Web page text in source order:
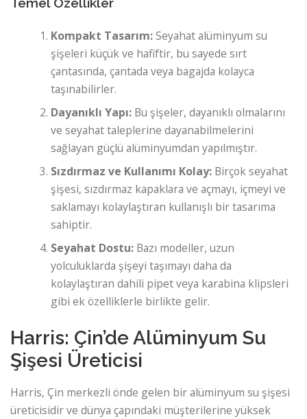
Temel Özellikler
Kompakt Tasarım:Seyahat alüminyum su
şişeleri küçük ve hafiftir, bu sayede sırt
çantasında, çantada veya bagajda kolayca
taşınabilirler.
Dayanıklı Yapı: Bu şişeler, dayanıklı olmalarını
ve seyahat taleplerine dayanabilmelerini
sağlayan güçlü alüminyumdan yapılmıştır.
Sızdırmaz ve Kullanımı Kolay: Birçok seyahat
şişesi, sızdırmaz kapaklara ve açmayı, içmeyi ve
saklamayı kolaylaştıran kullanışlı bir tasarıma
sahiptir.
Seyahat Dostu: Bazı modeller, uzun
yolculuklarda şişeyi taşımayı daha da
kolaylaştıran dahili pipet veya karabina klipsleri
gibi ek özelliklerle birlikte gelir.
Harris: Çin’de Alüminyum Su
Şişesi Üreticisi
Harris, Çin merkezli önde gelen bir alüminyum su şişesi
üreticisidir ve dünya çapındaki müşterilerine yüksek